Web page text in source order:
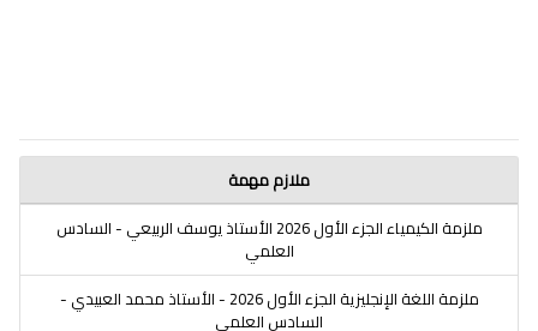
ملازم مهمة
ملزمة الكيمياء الجزء الأول 2026 الأستاذ يوسف الربيعي - السادس
العلمي
ملزمة اللغة الإنجليزية الجزء الأول 2026 - الأستاذ محمد العبيدي -
السادس العلمي